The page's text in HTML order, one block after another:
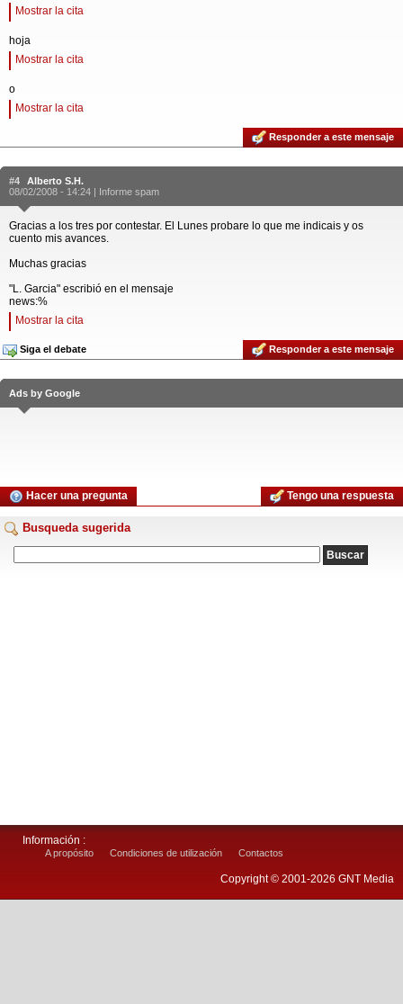
Mostrar la cita
hoja
Mostrar la cita
o
Mostrar la cita
Responder a este mensaje
#4
Alberto S.H.
08/02/2008 - 14:24 | Informe spam
Gracias a los tres por contestar. El Lunes probare lo que me indicais y os
cuento mis avances.
Muchas gracias
"L. Garcia" escribió en el mensaje
news:%
Mostrar la cita
Siga el debate Responder a este mensaje
Ads by Google
Hacer una pregunta Tengo una respuesta
Busqueda sugerida
Información :
A propósito Condiciones de utilización Contactos
Copyright © 2001-2026 GNT Media